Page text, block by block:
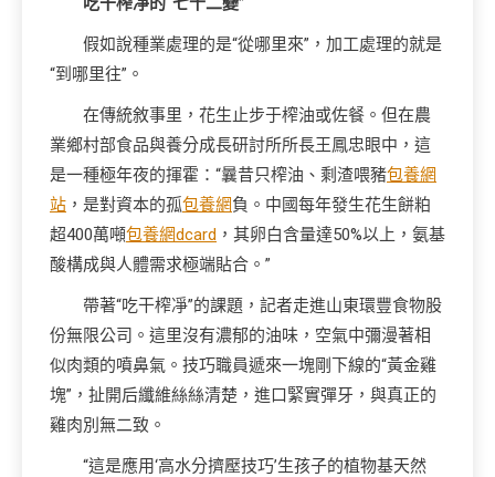
假如說種業處理的是“從哪里來”，加工處理的就是
“到哪里往”。
在傳統敘事里，花生止步于榨油或佐餐。但在農
業鄉村部食品與養分成長研討所所長王鳳忠眼中，這
是一種極年夜的揮霍：“曩昔只榨油、剩渣喂豬包養網
站 ，是對資本的孤包養網負。中國每年發生花生餅粕
超400萬噸包養網dcard ，其卵白含量達50%以上，氨基
酸構成與人體需求極端貼合。”
帶著“吃干榨凈”的課題，記者走進山東環豐食物股
份無限公司。這里沒有濃郁的油味，空氣中彌漫著相
似肉類的噴鼻氣。技巧職員遞來一塊剛下線的“黃金雞
塊”，扯開后纖維絲絲清楚，進口緊實彈牙，與真正的
雞肉別無二致。
“這是應用‘高水分擠壓技巧’生孩子的植物基天然